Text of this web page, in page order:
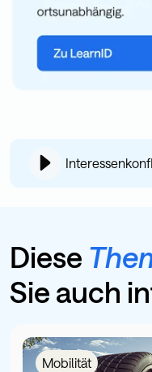
Diese
Sie auch
Mobilität